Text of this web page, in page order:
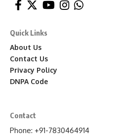
Quick Links
About Us
Contact Us
Privacy Policy
DNPA Code
Contact
Phone: +91-7830464914